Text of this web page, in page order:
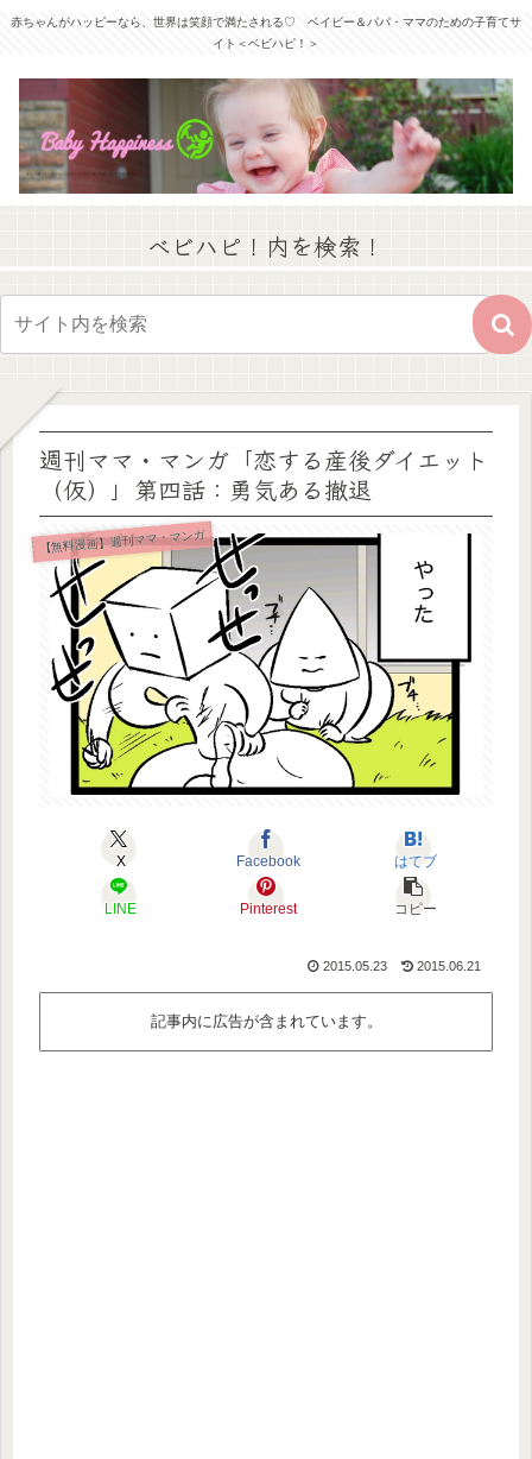
赤ちゃんがハッピーなら、世界は笑顔で満たされる♡ ベイビー＆パパ・ママのための子育てサ
イト＜ベビハピ！＞
ベビハピ！内を検索！
週刊ママ・マンガ「恋する産後ダイエット
（仮）」第四話：勇気ある撤退
【無料漫画】週刊ママ・マンガ
X Facebook はてブ
LINE Pinterest コピー
2015.05.23 2015.06.21
記事内に広告が含まれています。